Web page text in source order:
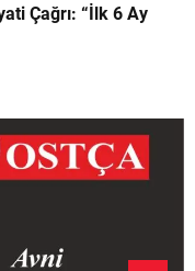
Çağrı: “İlk 6 Ay